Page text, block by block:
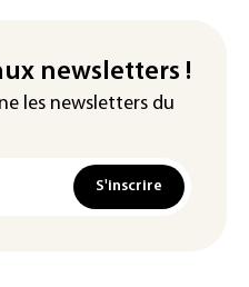
newsletters !
les newsletters du
S'inscrire